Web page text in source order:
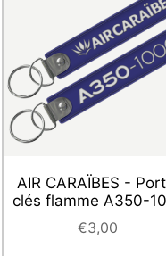
AIR CARAÏBES -
clés flamme A350-
€3,00